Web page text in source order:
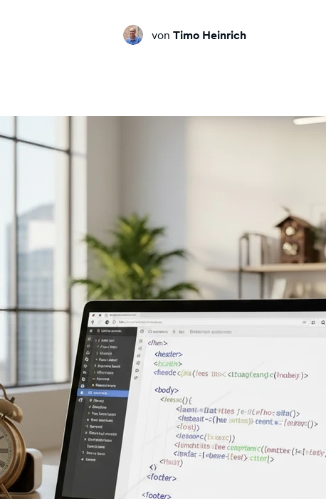
von Timo Heinrich